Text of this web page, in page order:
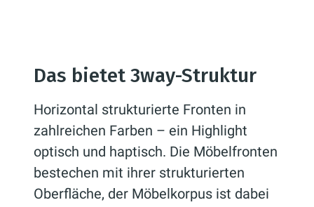
Das bietet 3way-Struktur
Horizontal strukturierte Fronten in
zahlreichen Farben – ein Highlight
optisch und haptisch. Die Möbelfronten
bestechen mit ihrer strukturierten
Oberfläche, der Möbelkorpus ist dabei